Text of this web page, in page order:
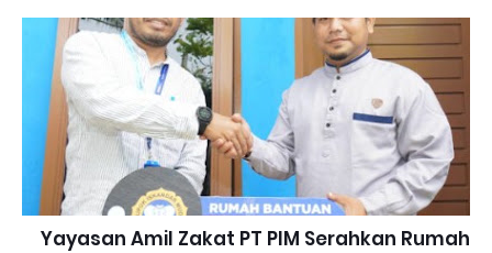
Yayasan Amil Zakat PT PIM Serahkan Rumah